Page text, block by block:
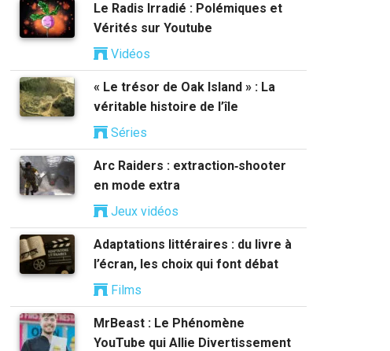
Le Radis Irradié : Polémiques et
Vérités sur Youtube
Vidéos
« Le trésor de Oak Island » : La
véritable histoire de l’île
Séries
Arc Raiders : extraction‑shooter
en mode extra
Jeux vidéos
Adaptations littéraires : du livre à
l’écran, les choix qui font débat
Films
MrBeast : Le Phénomène
YouTube qui Allie Divertissement